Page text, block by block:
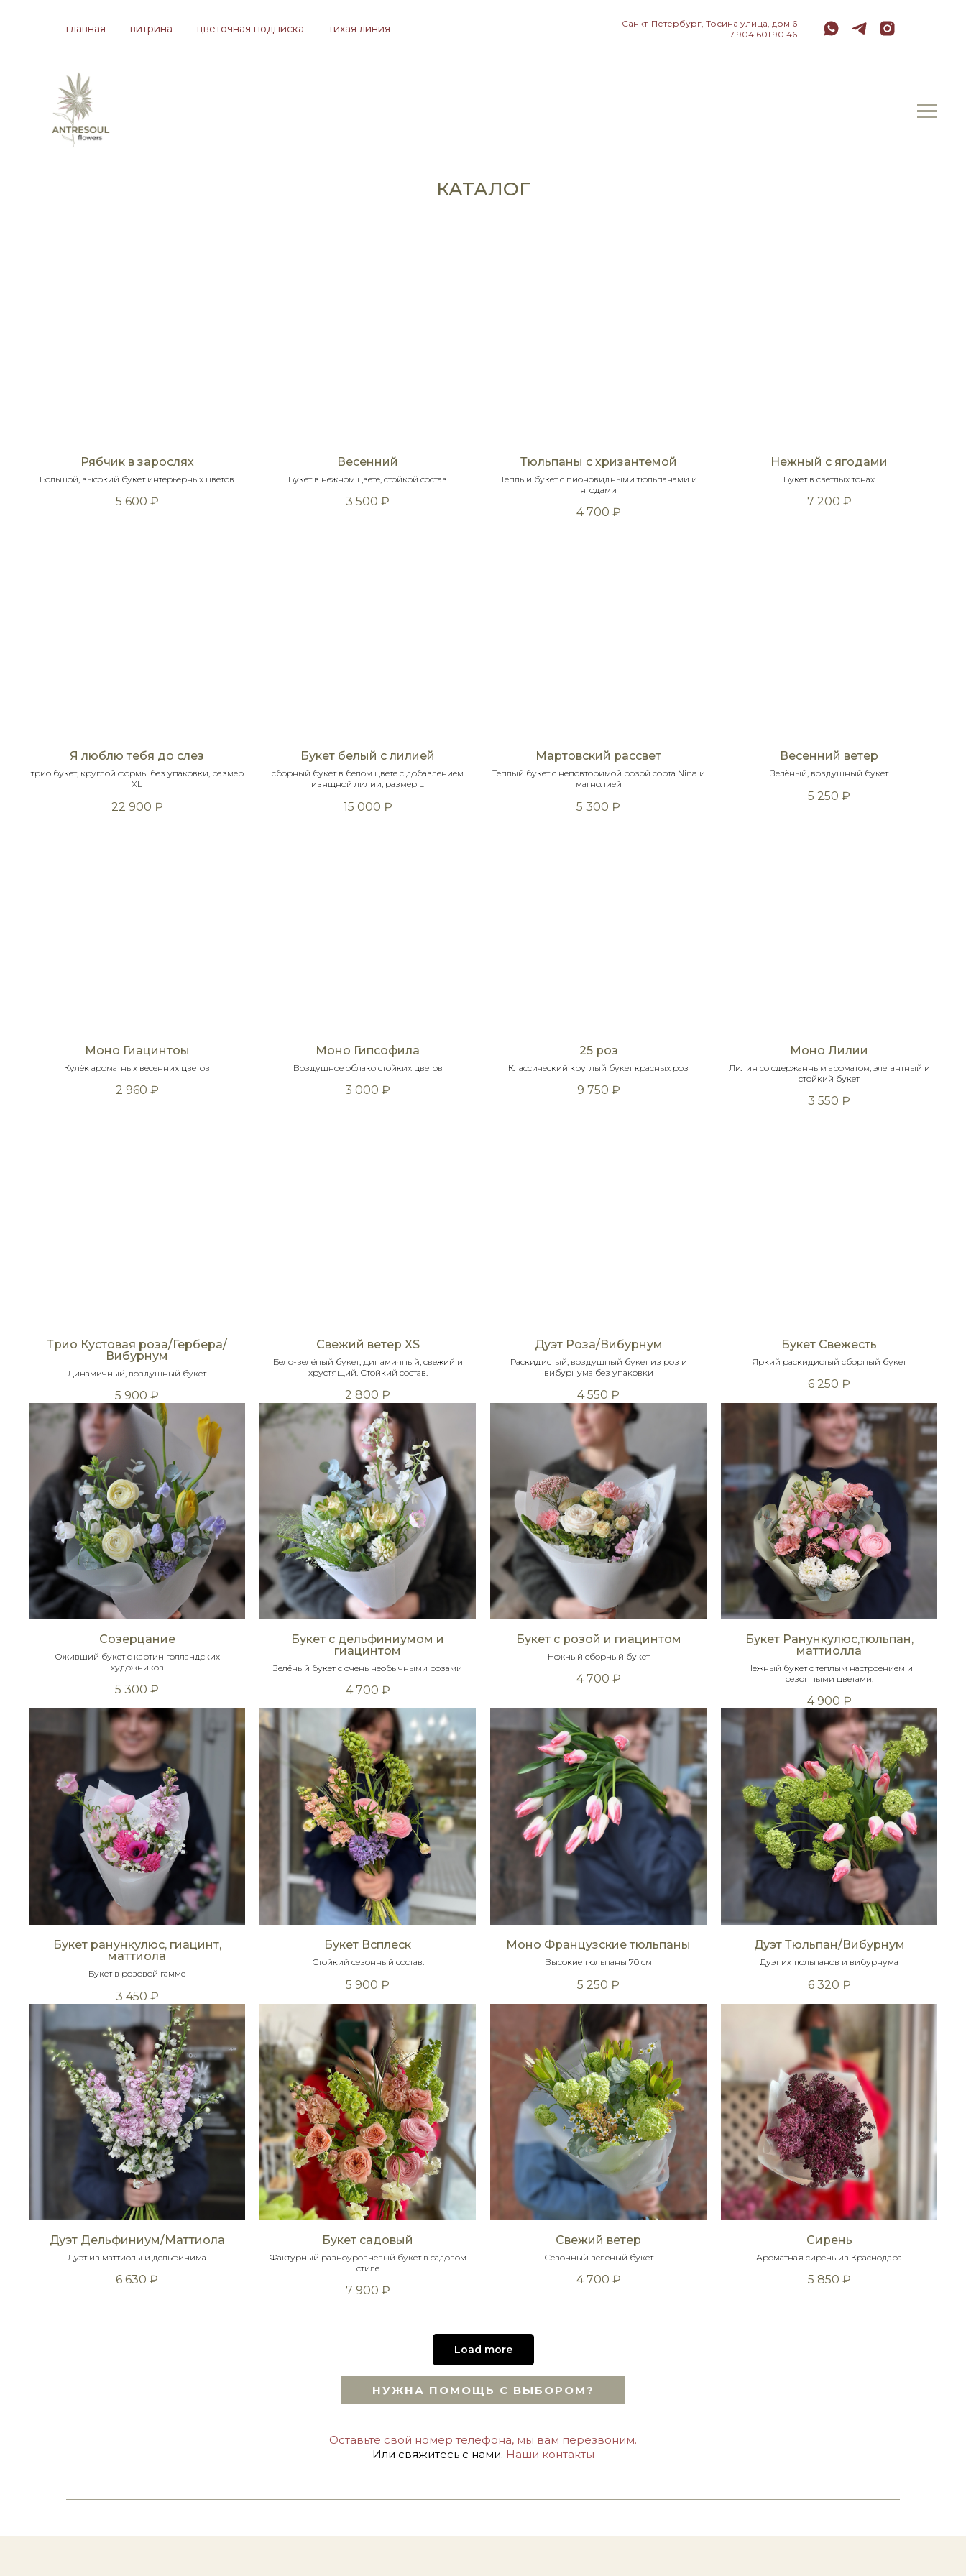
главная витрина цветочная подписка тихая линия
Санкт-Петербург, Тосина улица, дом 6
+7 904 601 90 46
КАТАЛОГ
Рябчик в зарослях
Большой, высокий букет интерьерных цветов
5 600 ₽
Весенний
Букет в нежном цвете, стойкой состав
3 500 ₽
Тюльпаны с хризантемой
Тёплый букет с пионовидными тюльпанами и
ягодами
4 700 ₽
Нежный с ягодами
Букет в светлых тонах
7 200 ₽
Я люблю тебя до слез
трио букет, круглой формы без упаковки, размер
XL
22 900 ₽
Букет белый с лилией
сборный букет в белом цвете с добавлением
изящной лилии, размер L
15 000 ₽
Мартовский рассвет
Теплый букет с неповторимой розой сорта Nina и
магнолией
5 300 ₽
Весенний ветер
Зелёный, воздушный букет
5 250 ₽
Моно Гиацинтоы
Кулёк ароматных весенних цветов
2 960 ₽
Моно Гипсофила
Воздушное облако стойких цветов
3 000 ₽
25 роз
Классический круглый букет красных роз
9 750 ₽
Моно Лилии
Лилия со сдержанным ароматом, элегантный и
стойкий букет
3 550 ₽
Трио Кустовая роза/Гербера/
Вибурнум
Динамичный, воздушный букет
5 900 ₽
Свежий ветер XS
Бело-зелёный букет, динамичный, свежий и
хрустящий. Стойкий состав.
2 800 ₽
Дуэт Роза/Вибурнум
Раскидистый, воздушный букет из роз и
вибурнума без упаковки
4 550 ₽
Букет Свежесть
Яркий раскидистый сборный букет
6 250 ₽
Созерцание
Оживший букет с картин голландских
художников
5 300 ₽
Букет с дельфиниумом и
гиацинтом
Зелёный букет с очень необычными розами
4 700 ₽
Букет с розой и гиацинтом
Нежный сборный букет
4 700 ₽
Букет Ранункулюс,тюльпан,
маттиолла
Нежный букет с теплым настроением и
сезонными цветами.
4 900 ₽
Букет ранункулюс, гиацинт,
маттиола
Букет в розовой гамме
3 450 ₽
Букет Всплеск
Стойкий сезонный состав.
5 900 ₽
Моно Французские тюльпаны
Высокие тюльпаны 70 см
5 250 ₽
Дуэт Тюльпан/Вибурнум
Дуэт их тюльпанов и вибурнума
6 320 ₽
Дуэт Дельфиниум/Маттиола
Дуэт из маттиолы и дельфинима
6 630 ₽
Букет садовый
Фактурный разноуровневый букет в садовом
стиле
7 900 ₽
Свежий ветер
Сезонный зеленый букет
4 700 ₽
Сирень
Ароматная сирень из Краснодара
5 850 ₽
Load more
НУЖНА ПОМОЩЬ С ВЫБОРОМ?
Оставьте свой номер телефона, мы вам перезвоним.
Или свяжитесь с нами. Наши контакты